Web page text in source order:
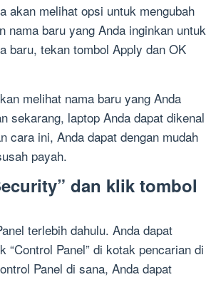
akan melihat opsi untuk mengubah
nama baru yang Anda inginkan untuk
baru, tekan tombol Apply dan OK
melihat nama baru yang Anda
sekarang, laptop Anda dapat dikenal
cara ini, Anda dapat dengan mudah
payah.
dan klik tombol
terlebih dahulu. Anda dapat
“Control Panel” di kotak pencarian di
Panel di sana, Anda dapat